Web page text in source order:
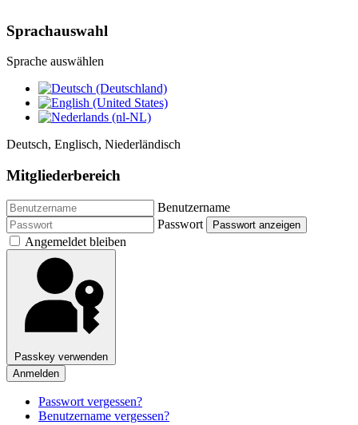
Sprachauswahl
Sprache auswählen
Deutsch, Englisch, Niederländisch
Mitgliederbereich
Benutzername
Passwort
Passwort anzeigen
Angemeldet bleiben
Passkey verwenden
Anmelden
Passwort vergessen?
Benutzername vergessen?